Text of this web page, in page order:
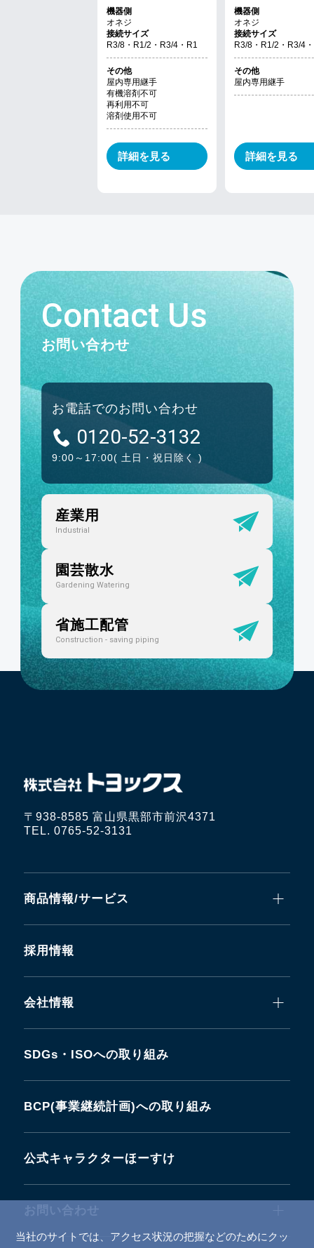
当社のサイトでは、アクセス状況の把握などのためにクッ
Contact Us
お問い合わせ
お電話でのお問い合わせ
0120-52-3132
9:00～17:00( 土日・祝日除く )
産業用
Industrial
園芸散水
Gardening Watering
省施工配管
Construction - saving piping
〒938-8585 富山県黒部市前沢4371
TEL. 0765-52-3131
商品情報/サービス
採用情報
会社情報
SDGs・ISOへの取り組み
BCP(事業継続計画)への取り組み
公式キャラクターほーすけ
お問い合わせ